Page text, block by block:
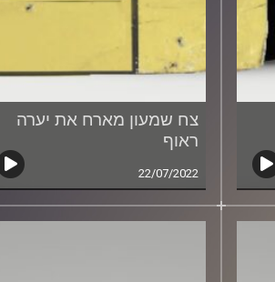
צח שמעון מארח את יערה
ראוף
22/07/2022